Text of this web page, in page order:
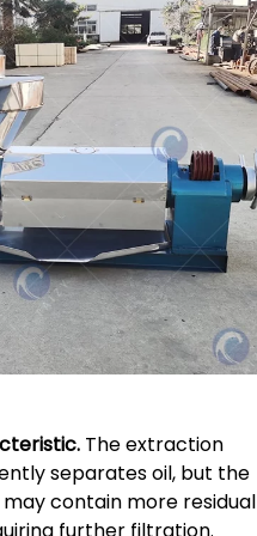
​ The extraction
separates oil, but the
contain more residual
further filtration.